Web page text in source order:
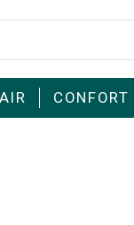
CONFORT